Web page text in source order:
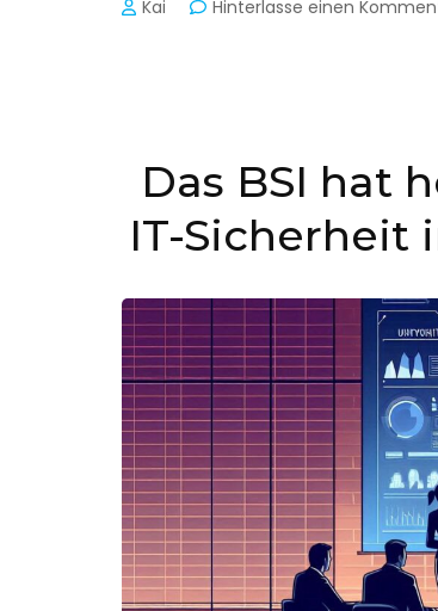
Kai Hinterlasse einen
Das BSI hat
IT-Sicherheit